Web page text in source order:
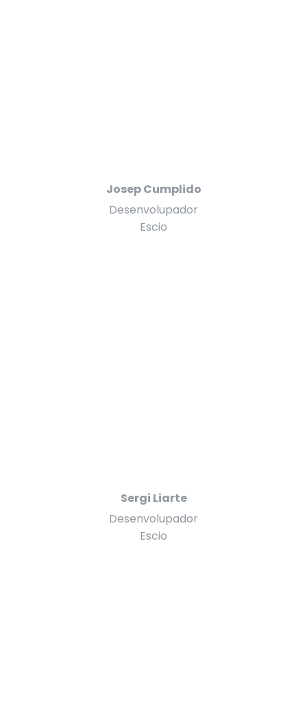
Josep Cumplido
Desenvolupador
Escio
Sergi Liarte
Desenvolupador
Escio